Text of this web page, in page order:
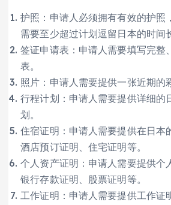
护照：申请人必须拥有有效的护照
需要至少超过计划逗留日本的时间
签证申请表：申请人需要填写完整
表。
照片：申请人需要提供一张近期的
行程计划：申请人需要提供详细的
划。
住宿证明：申请人需要提供在日本
酒店预订证明、住宅证明等。
个人资产证明：申请人需要提供个
银行存款证明、股票证明等。
工作证明：申请人需要提供工作证